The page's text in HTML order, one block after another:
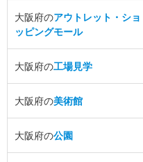
大阪府のアウトレット・ショ
ッピングモール
大阪府の工場見学
大阪府の美術館
大阪府の公園